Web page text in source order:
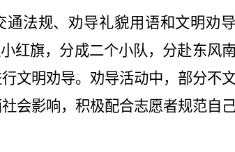
法规、劝导礼貌用语和文明劝
红旗，分成二个小队，分赴东风
文明劝导。劝导活动中，部分不
会影响，积极配合志愿者规范自